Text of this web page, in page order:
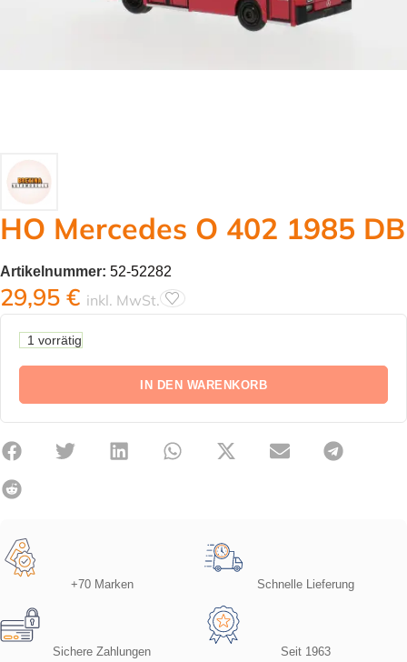
HO Mercedes O 402 1985 DB
Artikelnummer: 52-52282
29,95 € inkl. MwSt.
1 vorrätig
IN DEN WARENKORB
+70 Marken Schnelle Lieferung
Sichere Zahlungen Seit 1963